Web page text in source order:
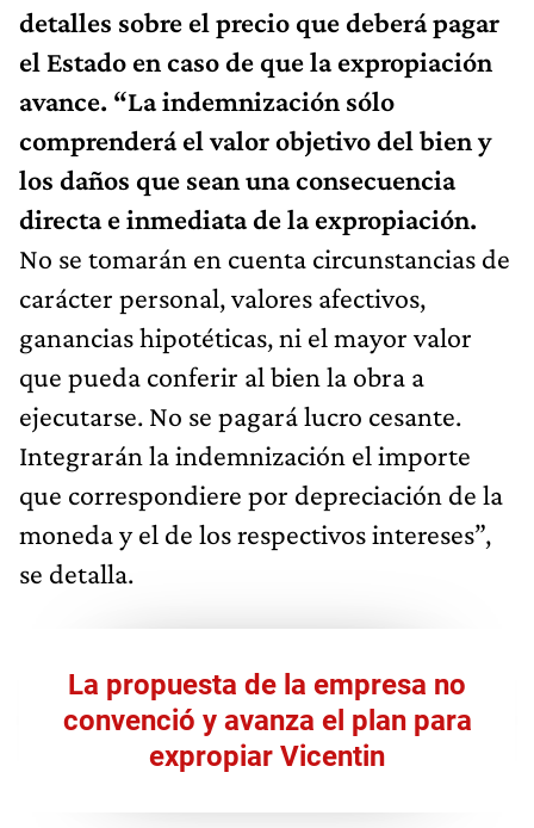
detalles sobre el precio que deberá pagar
el Estado en caso de que la expropiación
avance. “La indemnización sólo
comprenderá el valor objetivo del bien y
los daños que sean una consecuencia
directa e inmediata de la expropiación.
No se tomarán en cuenta circunstancias de
carácter personal, valores afectivos,
ganancias hipotéticas, ni el mayor valor
que pueda conferir al bien la obra a
ejecutarse. No se pagará lucro cesante.
Integrarán la indemnización el importe
que correspondiere por depreciación de la
moneda y el de los respectivos intereses”,
se detalla.
La propuesta de la empresa no
convenció y avanza el plan para
expropiar Vicentin